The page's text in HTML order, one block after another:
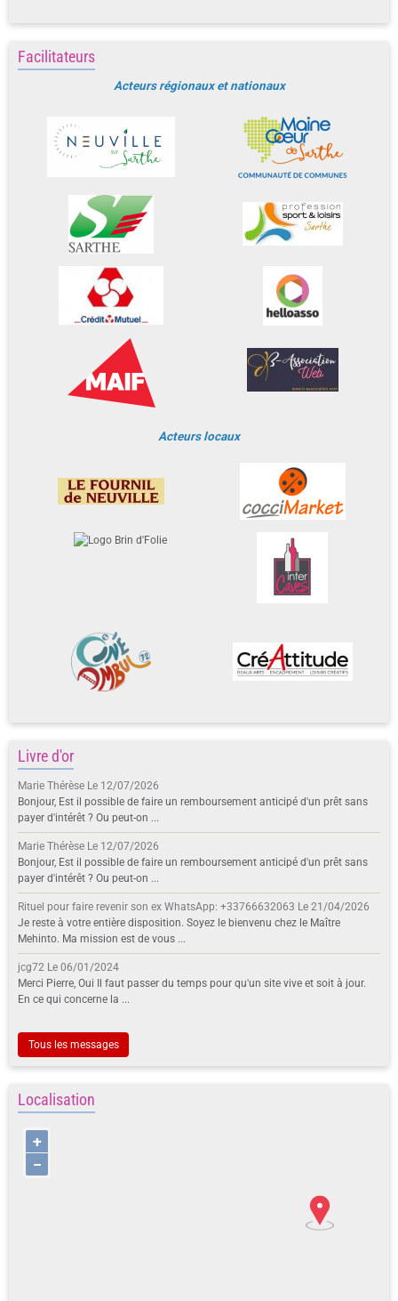
Facilitateurs
Acteurs régionaux et nationaux
Acteurs locaux
Livre d'or
Marie Thérèse Le 12/07/2026
Bonjour, Est il possible de faire un remboursement anticipé d'un prêt sans
payer d'intérêt ? Ou peut-on ...
Marie Thérèse Le 12/07/2026
Bonjour, Est il possible de faire un remboursement anticipé d'un prêt sans
payer d'intérêt ? Ou peut-on ...
Rituel pour faire revenir son ex WhatsApp: +33766632063 Le 21/04/2026
Je reste à votre entière disposition. Soyez le bienvenu chez le Maître
Mehinto. Ma mission est de vous ...
jcg72 Le 06/01/2024
Merci Pierre, Oui Il faut passer du temps pour qu'un site vive et soit à jour.
En ce qui concerne la ...
Tous les messages
Localisation
+
−